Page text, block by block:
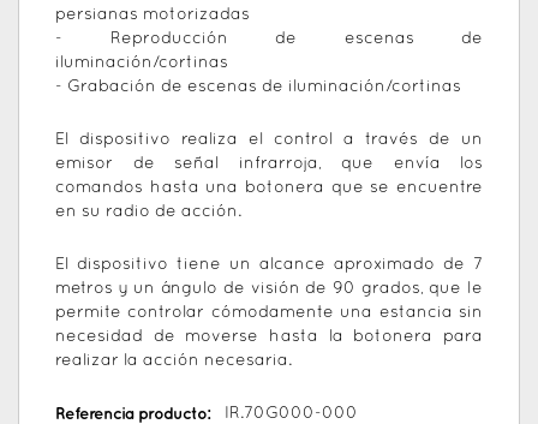
persianas motorizadas
- Reproducción de escenas de
iluminación/cortinas
- Grabación de escenas de iluminación/cortinas
El dispositivo realiza el control a través de un
emisor de señal infrarroja, que envía los
comandos hasta una botonera que se encuentre
en su radio de acción.
El dispositivo tiene un alcance aproximado de 7
metros y un ángulo de visión de 90 grados, que le
permite controlar cómodamente una estancia sin
necesidad de moverse hasta la botonera para
realizar la acción necesaria.
Referencia producto:
IR.70G000-000